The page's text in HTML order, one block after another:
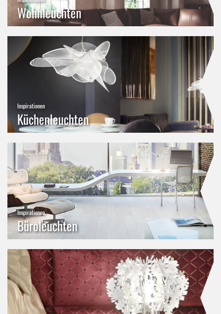
Wohnleuchten
Inspirationen
Küchenleuchten
Inspirationen
Büroleuchten